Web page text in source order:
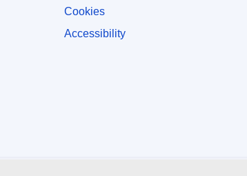
Cookies
Accessibility